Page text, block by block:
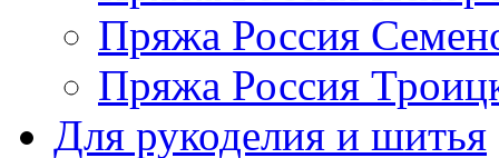
Пряжа Россия
Пряжа Россия
Для рукоделия и шитья